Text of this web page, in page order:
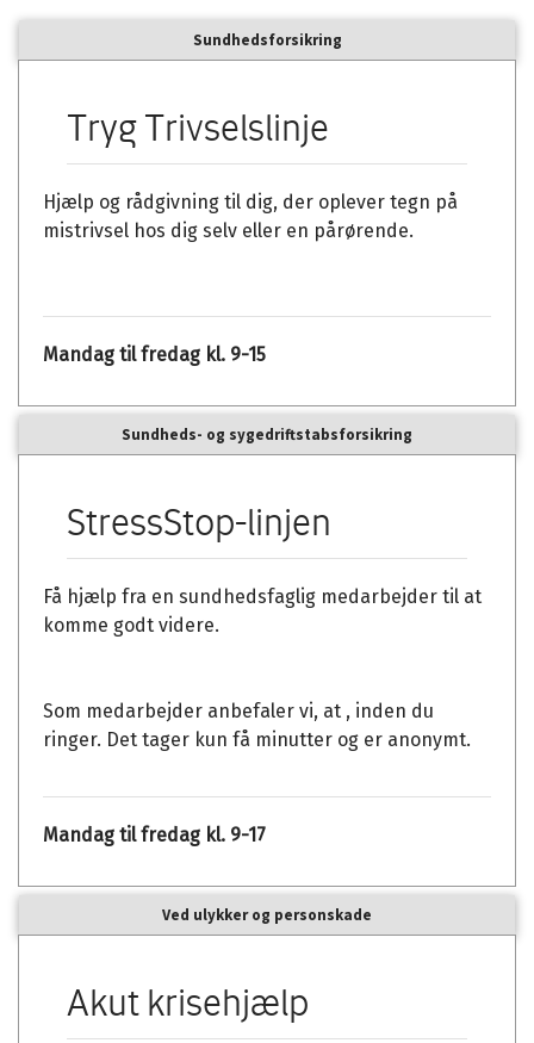
Sundhedsforsikring
Tryg Trivselslinje
Hjælp og rådgivning til dig, der oplever tegn på
mistrivsel hos dig selv eller en pårørende.
Mandag til fredag kl. 9-15
Sundheds- og sygedriftstabsforsikring
StressStop-linjen
Få hjælp fra en sundhedsfaglig medarbejder til at
komme godt videre.
Som medarbejder anbefaler vi, at , inden du
ringer. Det tager kun få minutter og er anonymt.
Mandag til fredag kl. 9-17
Ved ulykker og personskade
Akut krisehjælp